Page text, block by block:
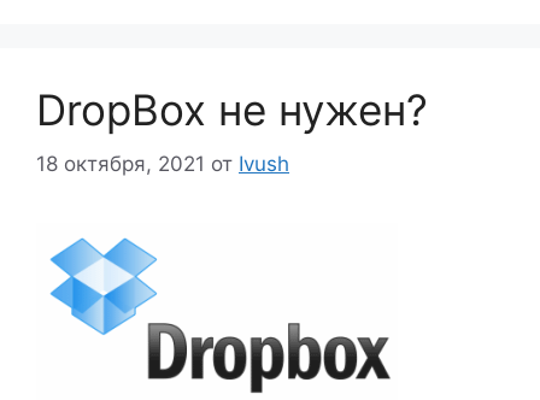
DropBox не нужен?
18 октября, 2021 от Ivush